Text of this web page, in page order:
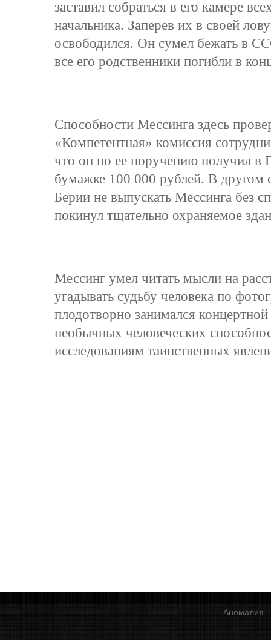
заставил собраться в его камере
начальника. Заперев их в своей
освободился. Он сумел бежать в
все его родственники погибли в
Способности Мессинга здесь
«Компетентная» комиссия
что он по ее поручению получил в
бумажке 100 000 рублей. В другом
Берии не выпускать Мессинга без
покинул тщательно охраняемое
Мессинг умел читать мысли на
угадывать судьбу человека по
плодотворно занимался
необычных человеческих
исследованиям таинственных
Аномалия -